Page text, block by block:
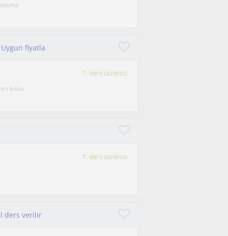
fiyatla
1. ders ücretsiz
kolay
1. ders ücretsiz
ders verilir